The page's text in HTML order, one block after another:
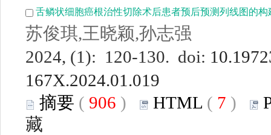
舌鳞状细胞癌根治性切除术后患者预后预测列线图的构
苏俊琪,王晓颖,孙志强
2024, (1): 120-130. doi:
167X.2024.01.019
摘要 ( 906 ) HTML ( 7 )
藏